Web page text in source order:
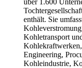
enthält. Sie
Kohletransport
Engineering,
Kohleindustrie,